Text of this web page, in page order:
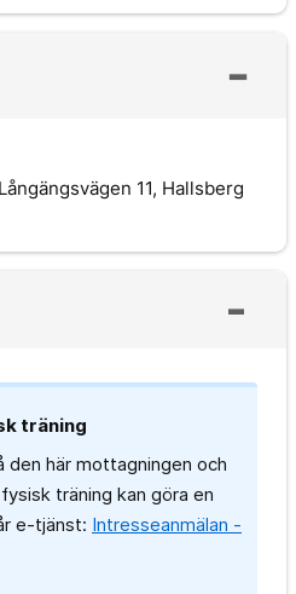
11, Hallsberg
träning
den här mottagningen och
träning kan göra en
e-tjänst: Intresseanmälan -